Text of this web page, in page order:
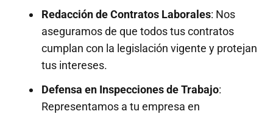
Redacción de Contratos Laborales: Nos
aseguramos de que todos tus contratos
cumplan con la legislación vigente y protejan
tus intereses.
Defensa en Inspecciones de Trabajo:
Representamos a tu empresa en